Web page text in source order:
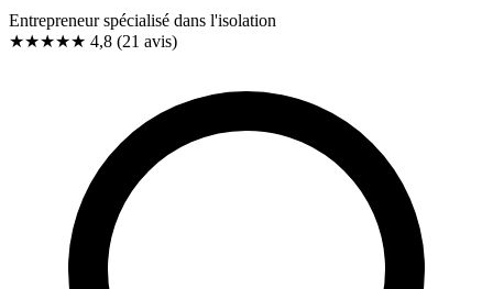
Entrepreneur spécialisé dans l'isolation
★★★★★ 4,8 (21 avis)